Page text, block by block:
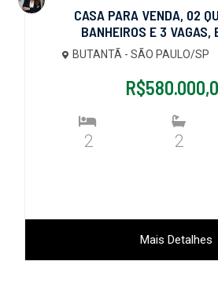
CASA PARA VENDA, 02
BANHEIROS E 3 VAGAS,
BUTANTÃ - SÃO PAULO/SP
2 2
Mais Detalhes